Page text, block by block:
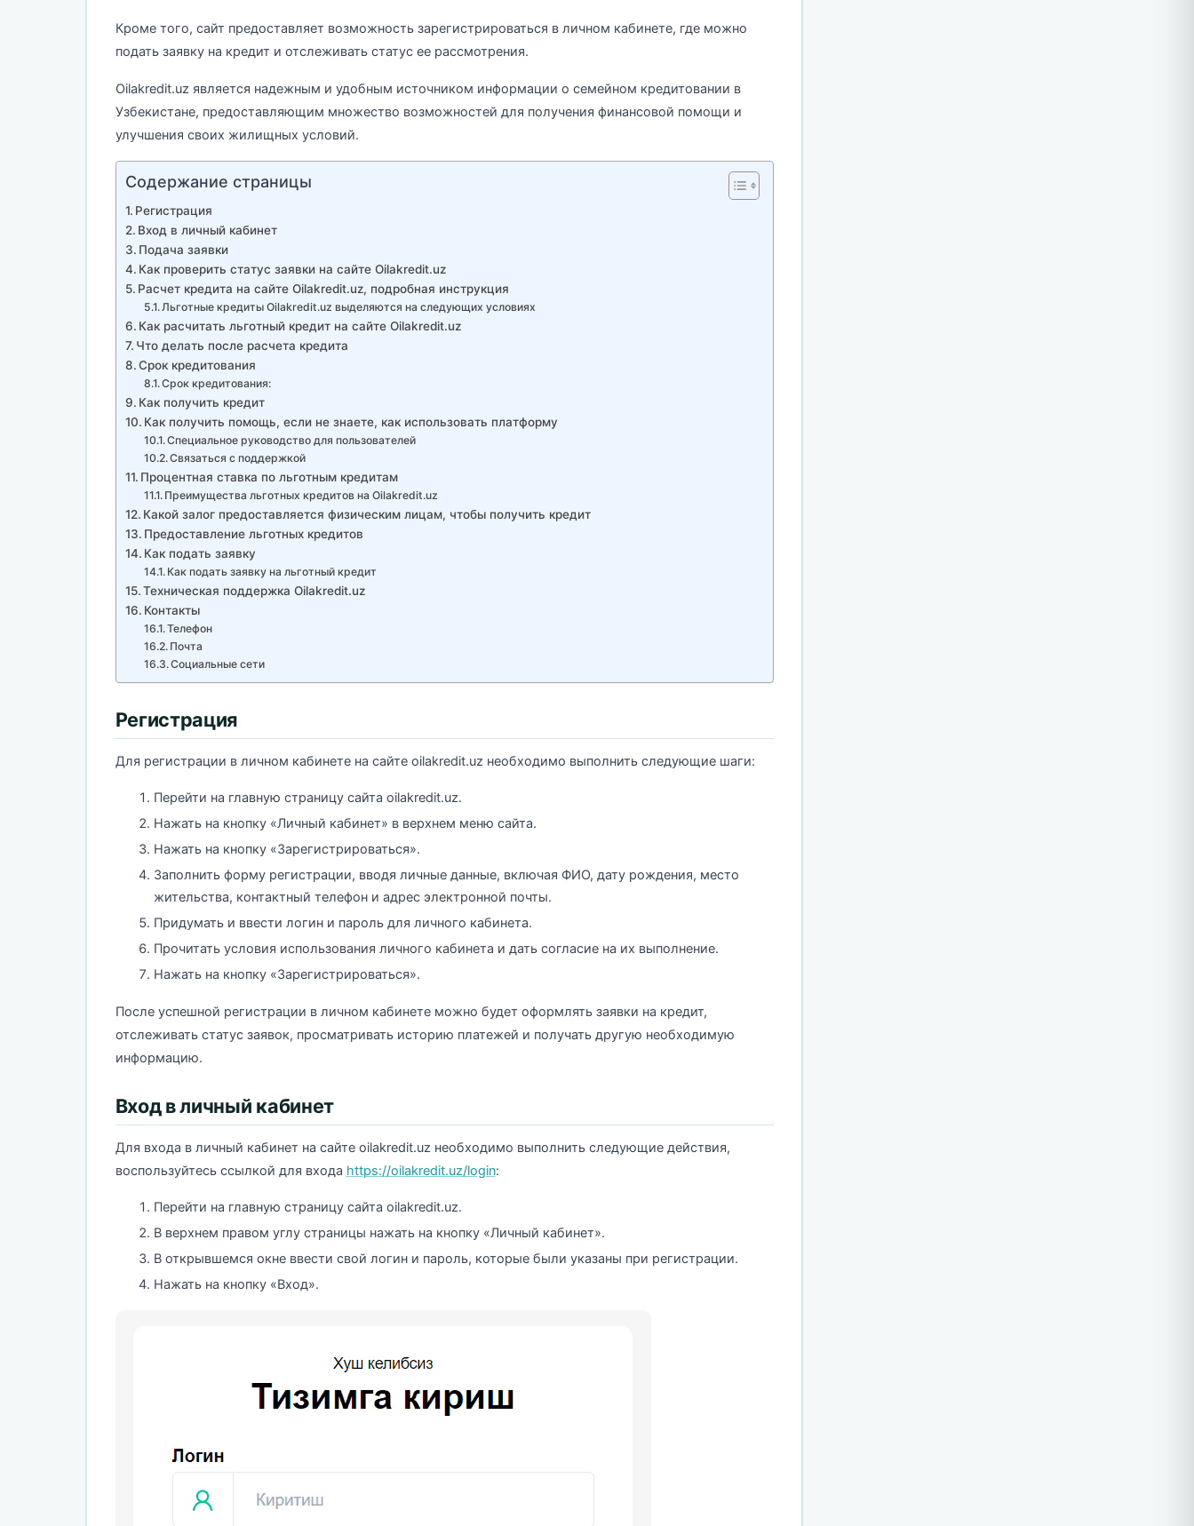
Кроме того, сайт предоставляет возможность зарегистрироваться в личном кабинете, где можно
подать заявку на кредит и отслеживать статус ее рассмотрения.
Oilakredit.uz является надежным и удобным источником информации о семейном кредитовании в
Узбекистане, предоставляющим множество возможностей для получения финансовой помощи и
улучшения своих жилищных условий.
Содержание страницы
Регистрация
Вход в личный кабинет
Подача заявки
Как проверить статус заявки на сайте Oilakredit.uz
Расчет кредита на сайте Oilakredit.uz, подробная инструкция
Льготные кредиты Oilakredit.uz выделяются на следующих условиях
Как расчитать льготный кредит на сайте Oilakredit.uz
Что делать после расчета кредита
Срок кредитования
Срок кредитования:
Как получить кредит
Как получить помощь, если не знаете, как использовать платформу
Специальное руководство для пользователей
Связаться с поддержкой
Процентная ставка по льготным кредитам
Преимущества льготных кредитов на Oilakredit.uz
Какой залог предоставляется физическим лицам, чтобы получить кредит
Предоставление льготных кредитов
Как подать заявку
Как подать заявку на льготный кредит
Техническая поддержка Oilakredit.uz
Контакты
Телефон
Почта
Социальные сети
Регистрация
Для регистрации в личном кабинете на сайте oilakredit.uz необходимо выполнить следующие шаги:
Перейти на главную страницу сайта oilakredit.uz.
Нажать на кнопку «Личный кабинет» в верхнем меню сайта.
Нажать на кнопку «Зарегистрироваться».
Заполнить форму регистрации, вводя личные данные, включая ФИО, дату рождения, место
жительства, контактный телефон и адрес электронной почты.
Придумать и ввести логин и пароль для личного кабинета.
Прочитать условия использования личного кабинета и дать согласие на их выполнение.
Нажать на кнопку «Зарегистрироваться».
После успешной регистрации в личном кабинете можно будет оформлять заявки на кредит,
отслеживать статус заявок, просматривать историю платежей и получать другую необходимую
информацию.
Вход в личный кабинет
Для входа в личный кабинет на сайте oilakredit.uz необходимо выполнить следующие действия,
воспользуйтесь ссылкой для входа https://oilakredit.uz/login:
Перейти на главную страницу сайта oilakredit.uz.
В верхнем правом углу страницы нажать на кнопку «Личный кабинет».
В открывшемся окне ввести свой логин и пароль, которые были указаны при регистрации.
Нажать на кнопку «Вход».